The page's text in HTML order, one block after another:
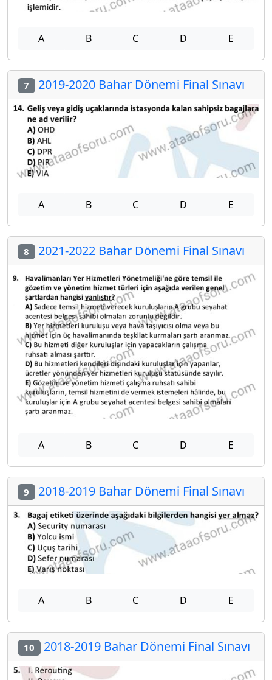
A B C D E
7 2019-2020 Bahar Dönemi Final Sınavı
A B C D E
8 2021-2022 Bahar Dönemi Final Sınavı
A B C D E
9 2018-2019 Bahar Dönemi Final Sınavı
A B C D E
10 2018-2019 Bahar Dönemi Final Sınavı